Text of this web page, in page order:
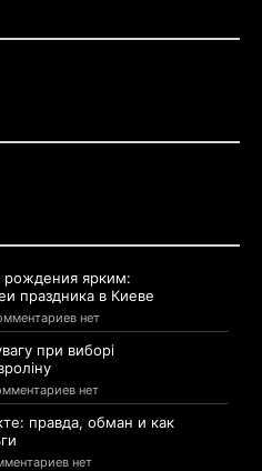
рождения ярким:
праздника в Киеве
нет
при виборі
нет
правда, обман и как
нет